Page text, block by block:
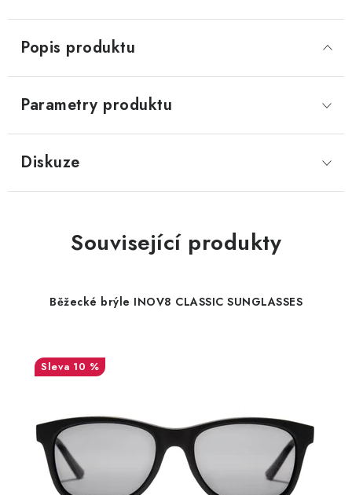
Popis produktu
Parametry produktu
Diskuze
Související produkty
Běžecké brýle INOV8 CLASSIC SUNGLASSES
10 %